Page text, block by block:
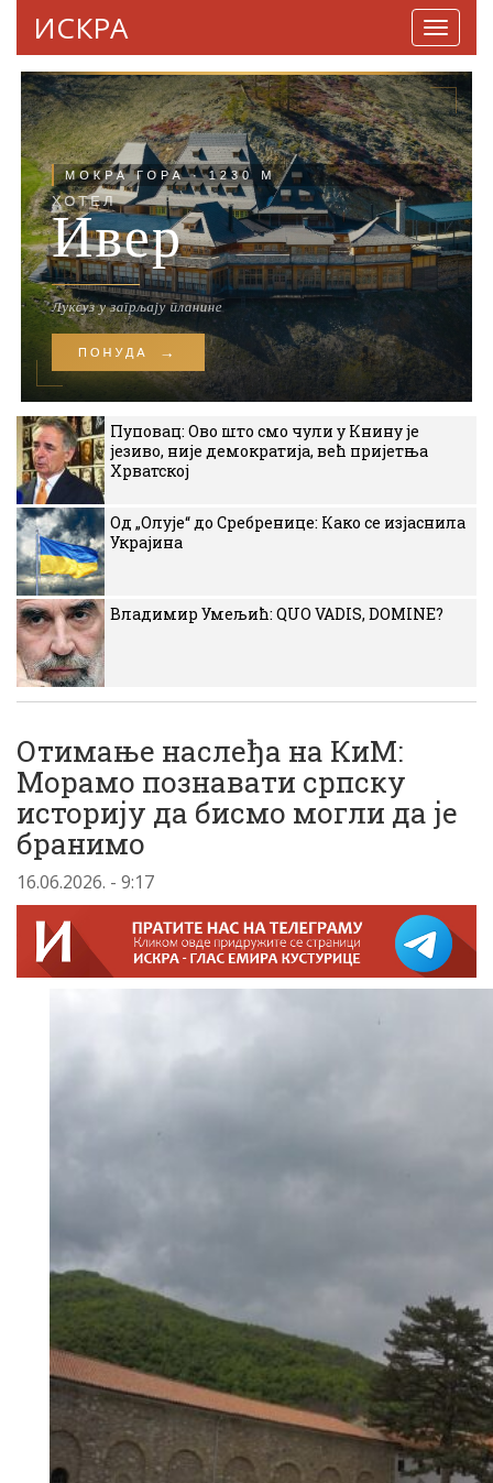
ИСКРА
Пуповац: Ово што смо чули у Книну је
језиво, није демократија, већ пријетња
Хрватској
Од „Олује“ до Сребренице: Како се изјаснила
Украјина
Владимир Умељић: QUO VADIS, DOMINE?
Отимање наслеђа на КиМ:
Морамо познавати српску
историју да бисмо могли да је
бранимо
16.06.2026. - 9:17